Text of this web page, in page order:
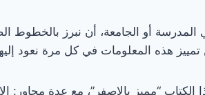
المدرسة أو الجامعة، أن نبرز
تمييز هذه المعلومات في كل مرة نعود
“مميز بالاصفر”، مع عدة محاور: